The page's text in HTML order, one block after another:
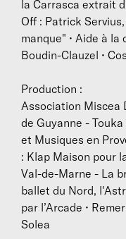
C’est à l’âge de 3
premières
Maria Pérez
centre Solea, Ana
deux modèles.
Grenade de Josette
plus grands
Ortega, Adela
berceau de cet art
huit ans. Très vite
prestigieux
la Carrasca extrait
Off : Patrick
manque" • Aide à la
Boudin-Clauzel •
Production :
Association Miscea
de Guyanne -
et Musiques en
: Klap Maison pour
Val-de-Marne - La
ballet du Nord,
par l’Arcade •
Solea